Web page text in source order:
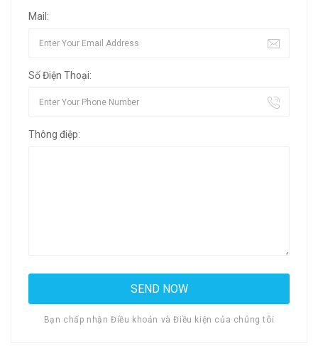
Mail:
Số Điện Thoại:
Thông điệp:
Bạn chấp nhận Điều khoản và Điều kiện của chúng tôi